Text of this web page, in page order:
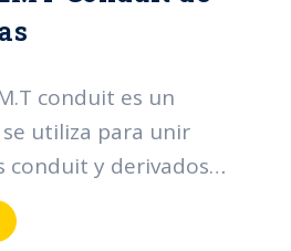
conduit es un
utiliza para unir
conduit y derivados.
se centran
y protección de